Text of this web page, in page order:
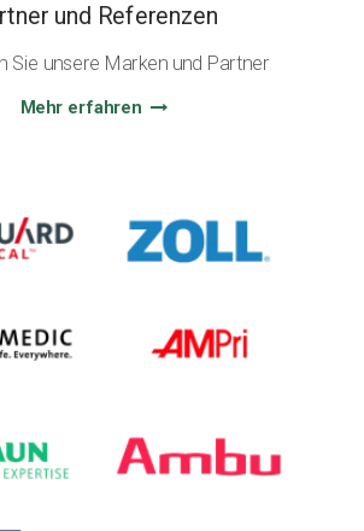
und Referenzen
Sie unsere Marken und Partner
Mehr erfahren